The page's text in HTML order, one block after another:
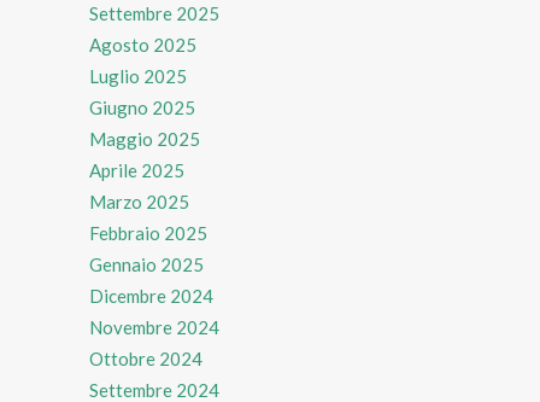
Settembre 2025
Agosto 2025
Luglio 2025
Giugno 2025
Maggio 2025
Aprile 2025
Marzo 2025
Febbraio 2025
Gennaio 2025
Dicembre 2024
Novembre 2024
Ottobre 2024
Settembre 2024